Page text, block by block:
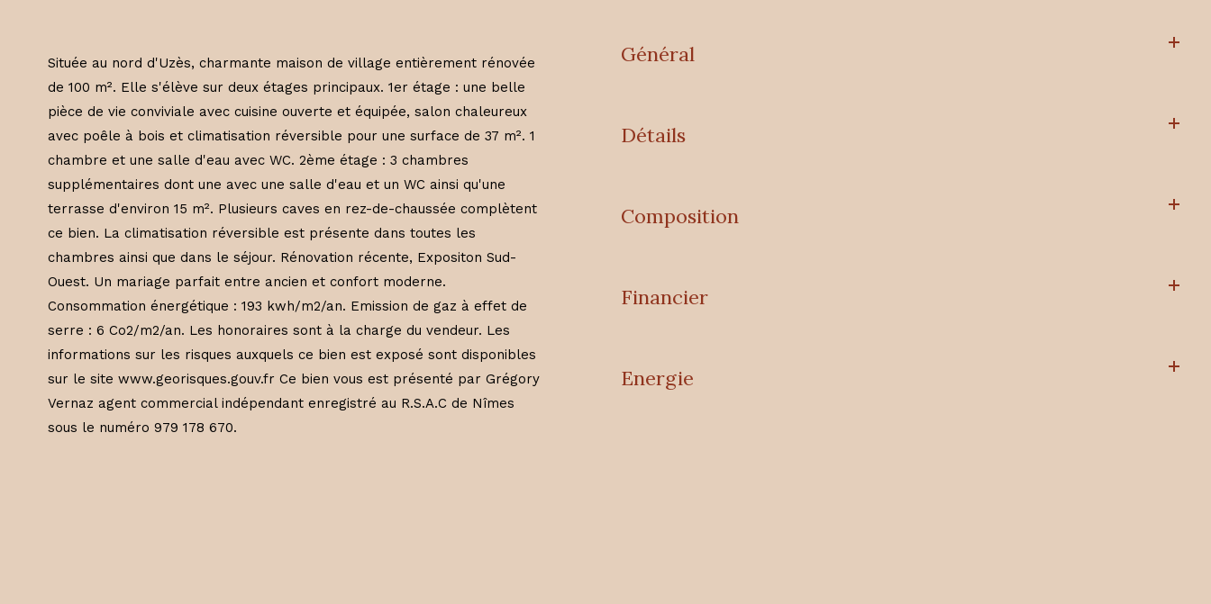
Située au nord d'Uzès, charmante maison de village entièrement rénovée
de 100 m². Elle s'élève sur deux étages principaux. 1er étage : une belle
pièce de vie conviviale avec cuisine ouverte et équipée, salon chaleureux
avec poêle à bois et climatisation réversible pour une surface de 37 m². 1
chambre et une salle d'eau avec WC. 2ème étage : 3 chambres
supplémentaires dont une avec une salle d'eau et un WC ainsi qu'une
terrasse d'environ 15 m². Plusieurs caves en rez-de-chaussée complètent
ce bien. La climatisation réversible est présente dans toutes les
chambres ainsi que dans le séjour. Rénovation récente, Expositon Sud-
Ouest. Un mariage parfait entre ancien et confort moderne.
Consommation énergétique : 193 kwh/m2/an. Emission de gaz à effet de
serre : 6 Co2/m2/an. Les honoraires sont à la charge du vendeur. Les
informations sur les risques auxquels ce bien est exposé sont disponibles
sur le site www.georisques.gouv.fr Ce bien vous est présenté par Grégory
Vernaz agent commercial indépendant enregistré au R.S.A.C de Nîmes
sous le numéro 979 178 670.
Général
Détails
Composition
Financier
Energie